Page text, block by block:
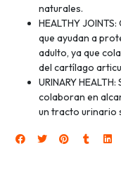
naturales.
HEALTHY
que ayudan a
adulto, ya que
del cartílago
URINARY
colaboran en
un tracto urinario